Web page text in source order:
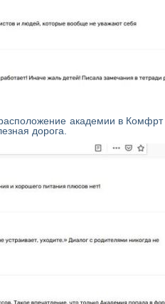
академии в
дорога.